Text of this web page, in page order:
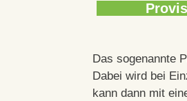
Das sogenannte
Dabei wird bei
kann dann mit